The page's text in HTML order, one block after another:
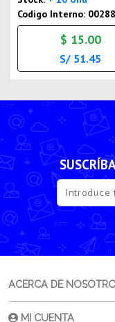
Codigo Interno:
$ 15.00
S/ 51.45
ACERCA DE
MI CUENTA